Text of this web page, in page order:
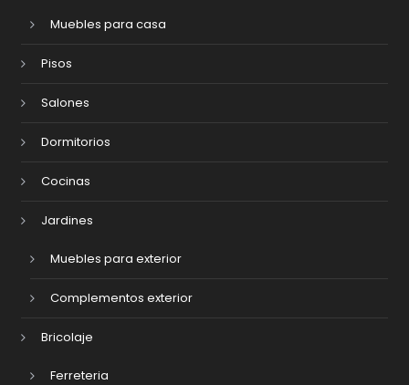
Muebles para casa
Pisos
Salones
Dormitorios
Cocinas
Jardines
Muebles para exterior
Complementos exterior
Bricolaje
Ferreteria